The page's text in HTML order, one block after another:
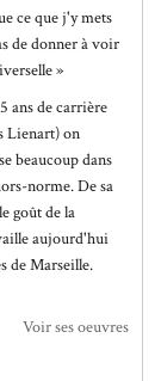
ce que j'y mets
de donner à voir
»
ans de carrière
Lienart) on
beaucoup dans
norme. De sa
goût de la
aujourd'hui
de Marseille.
Voir ses oeuvres